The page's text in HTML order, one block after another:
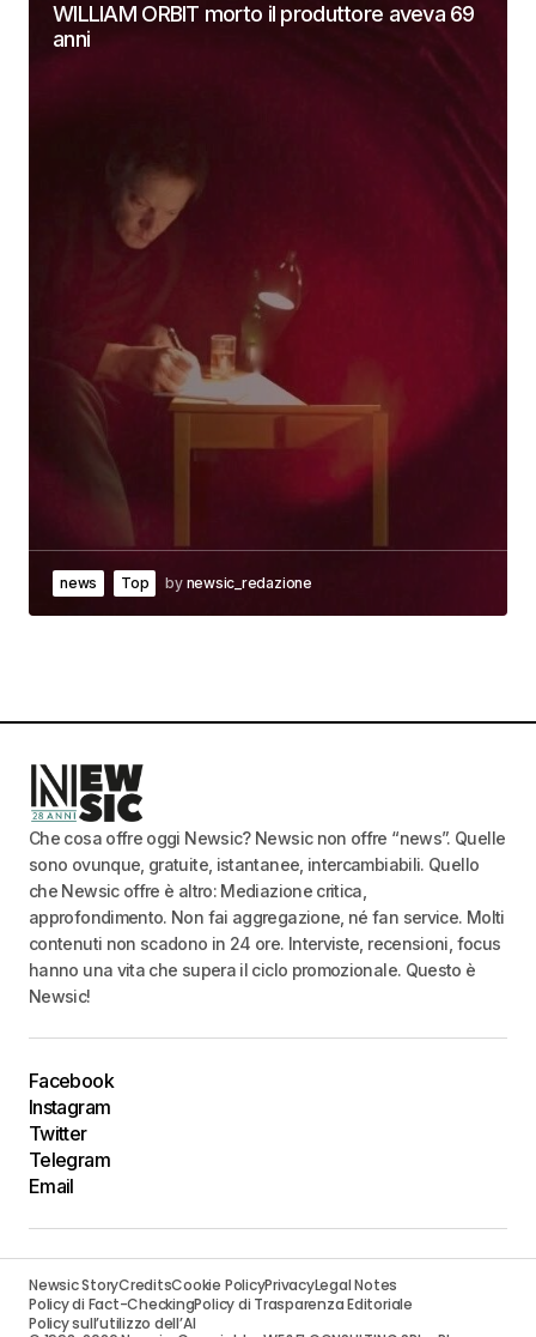
WILLIAM ORBIT morto il produttore aveva 69
anni
news Top by newsic_redazione
Che cosa offre oggi Newsic? Newsic non offre “news”. Quelle
sono ovunque, gratuite, istantanee, intercambiabili. Quello
che Newsic offre è altro: Mediazione critica,
approfondimento. Non fai aggregazione, né fan service. Molti
contenuti non scadono in 24 ore. Interviste, recensioni, focus
hanno una vita che supera il ciclo promozionale. Questo è
Newsic!
Facebook
Instagram
Twitter
Telegram
Email
Newsic StoryCreditsCookie PolicyPrivacyLegal Notes
Policy di Fact-CheckingPolicy di Trasparenza Editoriale
Policy sull’utilizzo dell’AI